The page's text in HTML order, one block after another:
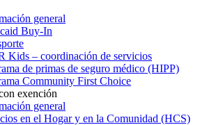
general
Buy-In
Kids – coordinación de servicios
de primas de seguro médico (HIPP)
Community First Choice
exención
general
en el Hogar y en la Comunidad (HCS)